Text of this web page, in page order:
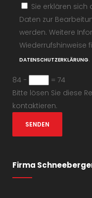
Sie erklären
Daten zur
werden. Weitere
Wiederrufshinweise
DATENSCHUTZERKLÄRUNG.
84 −
= 74
Bitte lösen Sie diese
kontaktieren.
Firma